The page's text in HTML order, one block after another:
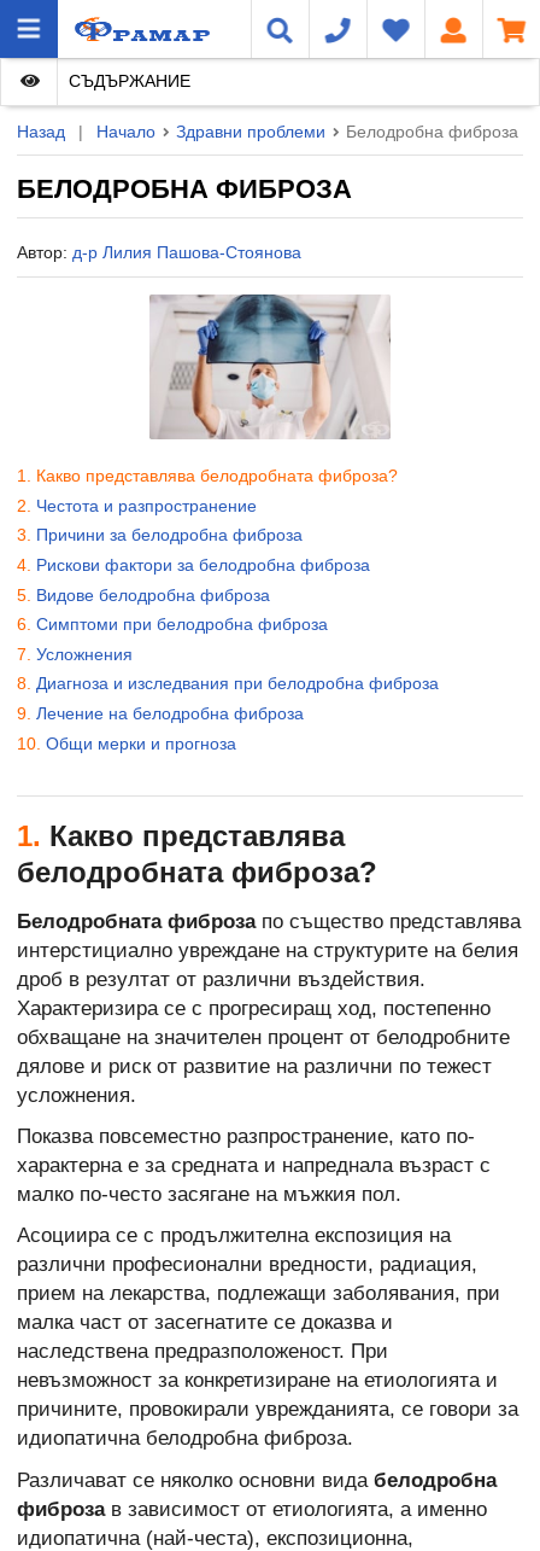
Назад | Начало Здравни проблеми Белодробна фиброза
БЕЛОДРОБНА ФИБРОЗА
Автор: д-р Лилия Пашова-Стоянова
СЪДЪРЖАНИЕ
Какво представлява белодробната фиброза?
Честота и разпространение
Причини за белодробна фиброза
Рискови фактори за белодробна фиброза
Видове белодробна фиброза
Симптоми при белодробна фиброза
Усложнения
Диагноза и изследвания при белодробна фиброза
Лечение на белодробна фиброза
Общи мерки и прогноза
1. Какво представлява
белодробната фиброза?
Белодробната фиброзапо същество представлява
интерстициално увреждане на структурите на белия
дроб в резултат от различни въздействия.
Характеризира се с прогресиращ ход, постепенно
обхващане на значителен процент от белодробните
дялове и риск от развитие на различни по тежест
усложнения.
Показва повсеместно разпространение, като по-
характерна е за средната и напреднала възраст с
малко по-често засягане на мъжкия пол.
Асоциира се с продължителна експозиция на
различни професионални вредности, радиация,
прием на лекарства, подлежащи заболявания, при
малка част от засегнатите се доказва и
наследствена предразположеност. При
невъзможност за конкретизиране на етиологията и
причините, провокирали уврежданията, се говори за
идиопатична белодробна фиброза.
Различават се няколко основни вида белодробна
фиброзав зависимост от етиологията, а именно
идиопатична (най-честа), експозиционна,